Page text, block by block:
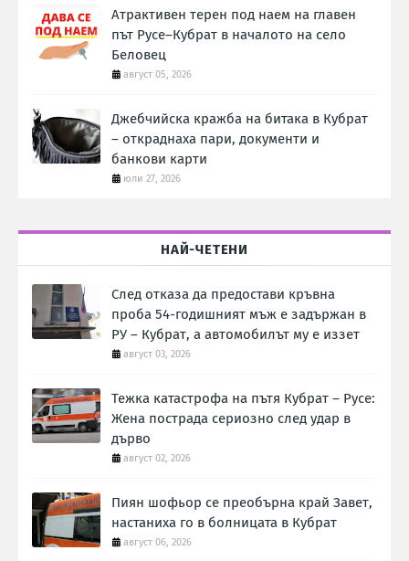
Атрактивен терен под наем на главен
път Русе–Кубрат в началото на село
Беловец
август 05, 2026
Джебчийска кражба на битака в Кубрат
– откраднаха пари, документи и
банкови карти
юли 27, 2026
НАЙ-ЧЕТЕНИ
След отказа да предостави кръвна
проба 54-годишният мъж е задържан в
РУ – Кубрат, а автомобилът му е иззет
август 03, 2026
Тежка катастрофа на пътя Кубрат – Русе:
Жена пострада сериозно след удар в
дърво
август 02, 2026
Пиян шофьор се преобърна край Завет,
настаниха го в болницата в Кубрат
август 06, 2026